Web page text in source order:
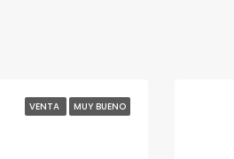
VENTA MUY BUENO